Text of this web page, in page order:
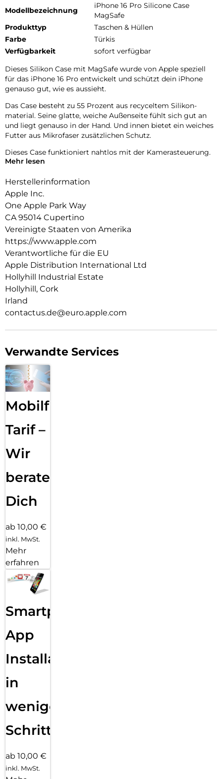
Modellbezeichnung
iPhone 16 Pro Silicone Case
MagSafe
Produkttyp
Taschen & Hüllen
Farbe
Türkis
Verfügbarkeit
sofort verfügbar
Dieses Silikon Case mit MagSafe wurde von Apple speziell
für das iPhone 16 Pro entwickelt und schützt dein iPhone
genauso gut, wie es aussieht.
Das Case besteht zu 55 Prozent aus recyceltem Silikon­
material. Seine glatte, weiche Außenseite fühlt sich gut an
und liegt genauso in der Hand. Und innen bietet ein weiches
Futter aus Mikrofaser zusätzlichen Schutz.
Dieses Case funktioniert nahtlos mit der Kamera­steuerung.
Es hat eine Saphir­kappe mit einer leitenden Schicht, die die
steuerung erkennen kann.
Mit integrierten Magneten, die sich perfekt am iPhone 16 Pro
ausrichten, hält das Case ganz einfach und sorgt für
schnelleres kabel­loses Laden. Lass dein iPhone beim Laden
einfach im Case und docke dein MagSafe Ladegerät an oder
leg es auf dein Qi2 oder Qi zertifiziertes Ladegerät.
Wie jedes von Apple entwickelte Case durchläuft es im Laufe
des Design‑ und Fertigungs­prozesses Tausende von
Teststunden. Deshalb sieht es nicht nur großartig aus,
sondern ist auch dafür gemacht, dein iPhone vor Kratzern
und bei Stürzen zu schützen.
Mehr lesen
Herstellerinformation
Apple Inc.
One Apple Park Way
CA 95014 Cupertino
Vereinigte Staaten von Amerika
https://www.apple.com
Verantwortliche für die EU
Apple Distribution International Ltd
Hollyhill Industrial Estate
Hollyhill, Cork
Irland
contactus.de@euro.apple.com
Verwandte Services
Mobilfunk
Tarif –
Wir
beraten
Dich
ab 10,00 €
inkl. MwSt.
Mehr
erfahren
Smartphone
App
Installation
in
wenigen
Schritten
ab 10,00 €
inkl. MwSt.